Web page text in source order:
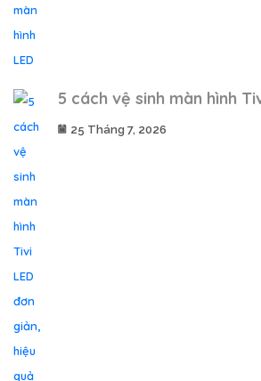
5 cách vệ sinh màn hình
25 Tháng 7, 2026